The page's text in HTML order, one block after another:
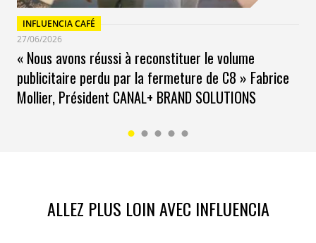
INFLUENCIA CAFÉ
27/06/2026
« Nous avons réussi à reconstituer le volume
publicitaire perdu par la fermeture de C8 » Fabrice
Mollier, Président CANAL+ BRAND SOLUTIONS
ALLEZ PLUS LOIN AVEC INFLUENCIA